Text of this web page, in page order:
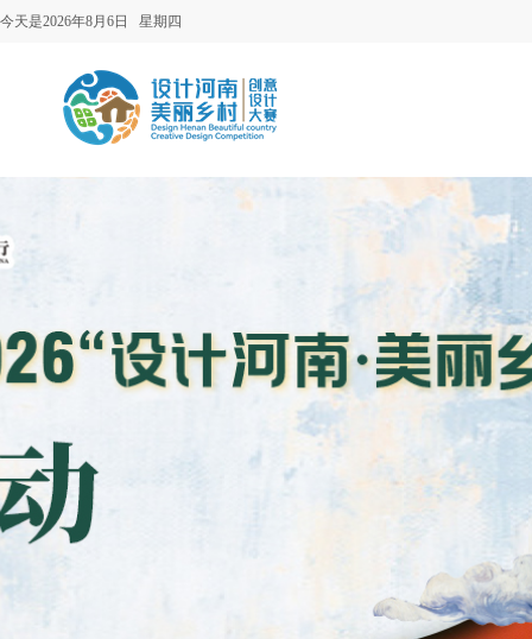
今天是2026年8月6日 星期四